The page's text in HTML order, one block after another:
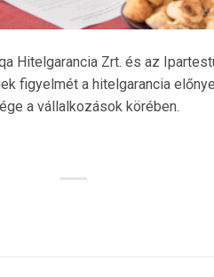
Hitelgarancia Zrt. és az
figyelmét a hitelgarancia
a vállalkozások körében.